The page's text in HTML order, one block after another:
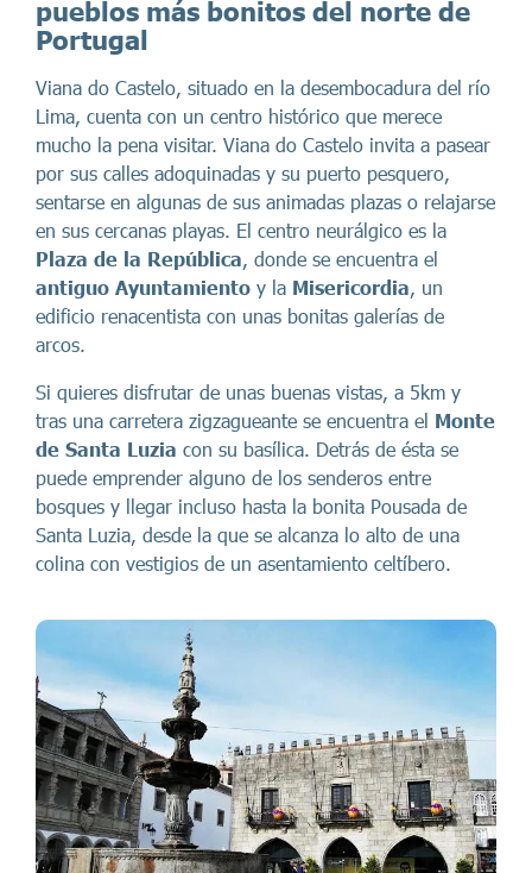
pueblos más bonitos del norte de
Portugal
Viana do Castelo, situado en la desembocadura del río
Lima, cuenta con un centro histórico que merece
mucho la pena visitar. Viana do Castelo invita a pasear
por sus calles adoquinadas y su puerto pesquero,
sentarse en algunas de sus animadas plazas o relajarse
en sus cercanas playas. El centro neurálgico es la
Plaza de la República, donde se encuentra el
antiguo Ayuntamiento y la Misericordia, un
edificio renacentista con unas bonitas galerías de
arcos.
Si quieres disfrutar de unas buenas vistas, a 5km y
tras una carretera zigzagueante se encuentra el Monte
de Santa Luzia con su basílica. Detrás de ésta se
puede emprender alguno de los senderos entre
bosques y llegar incluso hasta la bonita Pousada de
Santa Luzia, desde la que se alcanza lo alto de una
colina con vestigios de un asentamiento celtíbero.